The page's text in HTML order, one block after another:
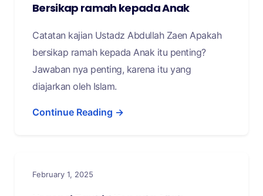
Bersikap ramah kepada Anak
Catatan kajian Ustadz Abdullah Zaen Apakah
bersikap ramah kepada Anak itu penting?
Jawaban nya penting, karena itu yang
diajarkan oleh Islam.
Continue Reading →
February 1, 2025